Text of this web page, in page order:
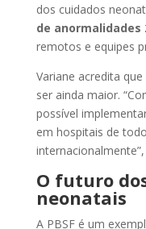
dos cuidados
de anormalidades
remotos e equipes
Variane acredita
ser ainda maior.
possível
em hospitais de
O futuro
neonatais
A PBSF é um